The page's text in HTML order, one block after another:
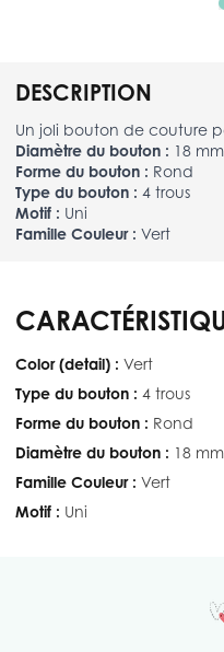
DESCRIPTION
Un joli bouton de couture
Diamètre du bouton : 18 mm
Forme du bouton : Rond
Type du bouton : 4 trous
Motif : Uni
Famille Couleur : Vert
Color (detail) : Vert
Type du bouton : 4 trous
Forme du bouton : Rond
Diamètre du bouton : 18 mm
Famille Couleur : Vert
Motif : Uni